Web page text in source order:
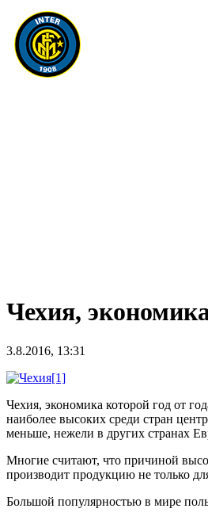
Чехия,
3.8.2016, 13:31
Чехия, экономика которой год от
наиболее высоких среди стран
меньше, нежели в других странах
Многие считают, что причиной
производит продукцию не только
Большой популярностью в мире